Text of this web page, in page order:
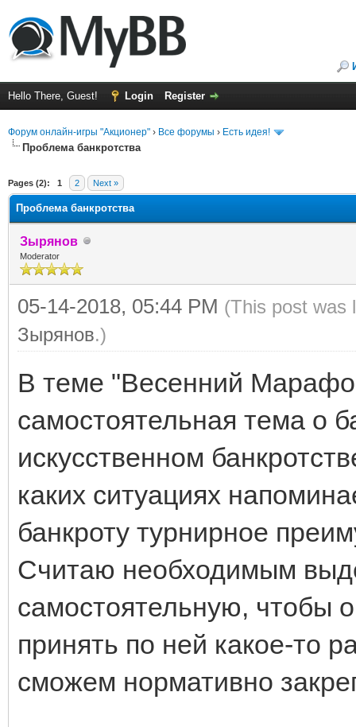
Hello There, Guest! Login Register
Форум онлайн-игры "Акционер" › Все форумы › Есть идея!
Проблема банкротства
Pages (2): 1 2 Next »
Проблема банкротства
Зырянов
Moderator
05-14-2018, 05:44 PM (This post was
Зырянов.)
В теме "Весенний
самостоятельная тема о
искусственном
каких ситуациях
банкроту турнирное
Считаю необходимым
самостоятельную, чтобы
принять по ней какое-то
сможем нормативно